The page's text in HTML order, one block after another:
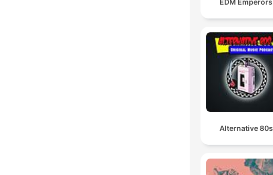
Alternative 80s